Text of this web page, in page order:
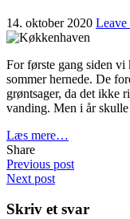
14. oktober 2020 Leave
For første gang siden
sommer hernede. De
grøntsager, da det ikke
vanding. Men i år
Læs mere…
Share
Previous post
Next post
Skriv et svar